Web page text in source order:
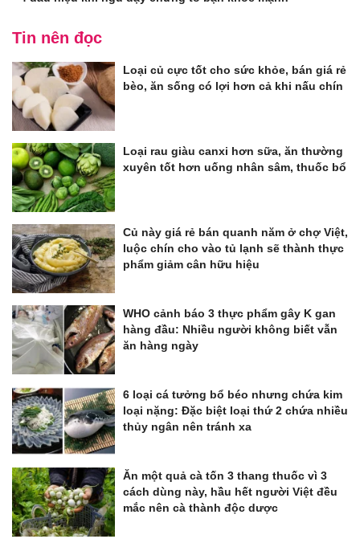
Tin nên đọc
Loại củ cực tốt cho sức khỏe, bán giá rẻ
bèo, ăn sống có lợi hơn cả khi nấu chín
Loại rau giàu canxi hơn sữa, ăn thường
xuyên tốt hơn uống nhân sâm, thuốc bổ
Củ này giá rẻ bán quanh năm ở chợ Việt,
luộc chín cho vào tủ lạnh sẽ thành thực
phẩm giảm cân hữu hiệu
WHO cảnh báo 3 thực phẩm gây K gan
hàng đầu: Nhiều người không biết vẫn
ăn hàng ngày
6 loại cá tưởng bổ béo nhưng chứa kim
loại nặng: Đặc biệt loại thứ 2 chứa nhiều
thủy ngân nên tránh xa
Ăn một quả cà tốn 3 thang thuốc vì 3
cách dùng này, hầu hết người Việt đều
mắc nên cà thành độc dược